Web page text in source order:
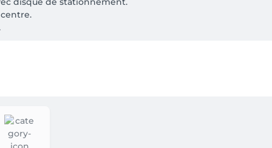
la prestation facturés en cas d'absence sans prévenir.